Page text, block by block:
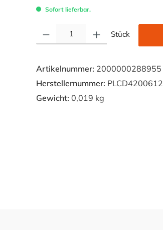
Sofort lieferbar.
Stück
Artikelnummer: 2000000288955
Herstellernummer: PLCD4200612
Gewicht: 0,019 kg